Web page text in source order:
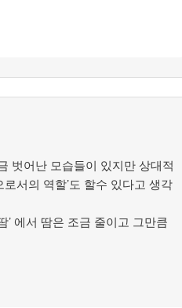
벗어난 모습들이 있지만 상대적
서의 역할’도 할수 있다고 생각
’ 에서 땀은 조금 줄이고 그만큼